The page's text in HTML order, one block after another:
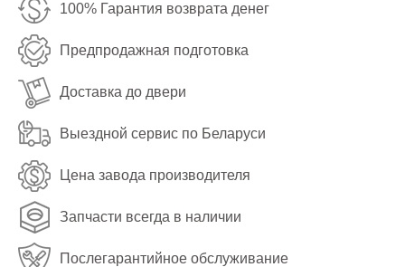
100% Гарантия возврата денег
Предпродажная подготовка
Доставка до двери
Выездной сервис по Беларуси
Цена завода производителя
Запчасти всегда в наличии
Послегарантийное обслуживание